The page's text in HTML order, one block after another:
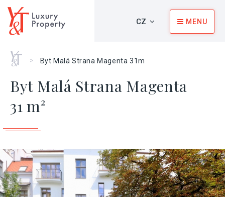
CZ MENU
Home
> Byt Malá Strana Magenta 31m
Byt Malá Strana Magenta
31 m²